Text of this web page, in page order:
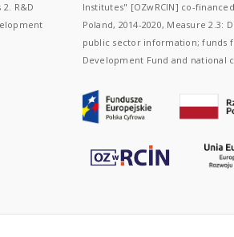
R&D
Institutes" [OZwRCIN] co-
Poland, 2014-2020, Measure 2.3:
public sector information; funds
Development Fund and national